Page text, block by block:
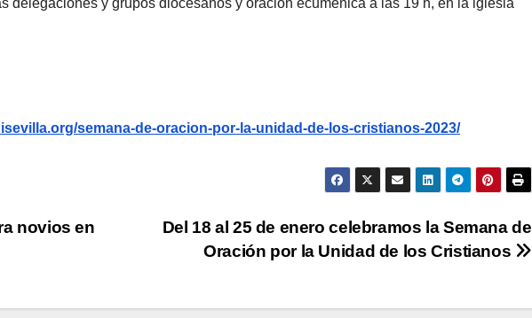
semana-de-oracion-por-la-unidad-de-los-cristianos-2023/
Del 18 al 25 de enero celebramos la Semana de
Oración por la Unidad de los Cristianos
novios en